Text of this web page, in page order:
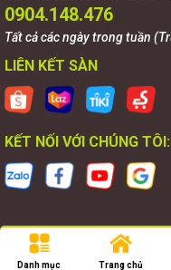
0904.148.476
Tất cả các ngày trong tuần
LIÊN KẾT SÀN
KẾT NỐI VỚI CHÚNG TÔI:
Bản
Danh mục Trang chủ